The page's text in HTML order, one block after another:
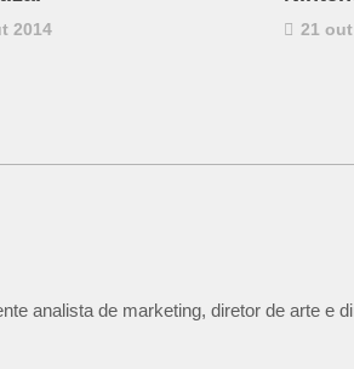
2014 21
analista de marketing, diretor de arte e